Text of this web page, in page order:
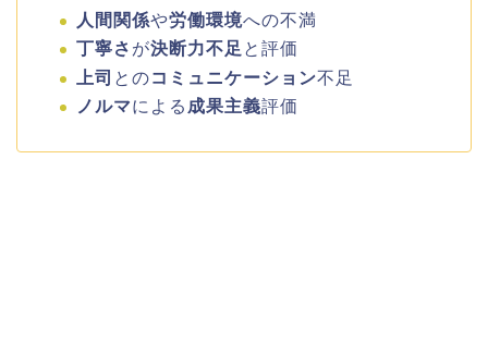
人間関係や労働環境への不満
丁寧さ が決断力不足 と評価
上司 とのコミュニケーション不足
ノルマによる 成果主義評価